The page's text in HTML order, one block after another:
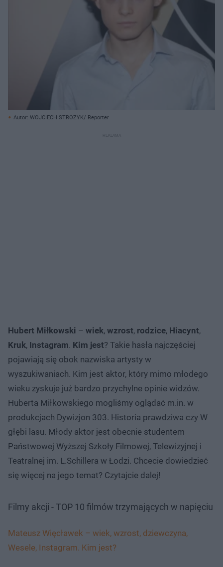
Autor: WOJCIECH STROZYK/ Reporter
Hubert Miłkowski – wiek, wzrost, rodzice, Hiacynt,
Kruk, Instagram. Kim jest? Takie hasła najczęściej
pojawiają się obok nazwiska artysty w
wyszukiwaniach. Kim jest aktor, który mimo młodego
wieku zyskuje już bardzo przychylne opinie widzów.
Huberta Miłkowskiego mogliśmy oglądać m.in. w
produkcjach Dywizjon 303. Historia prawdziwa czy W
głębi lasu. Młody aktor jest obecnie studentem
Państwowej Wyższej Szkoły Filmowej, Telewizyjnej i
Teatralnej im. L.Schillera w Łodzi. Chcecie dowiedzieć
się więcej na jego temat? Czytajcie dalej!
Filmy akcji - TOP 10 filmów trzymających w napięciu
Mateusz Więcławek – wiek, wzrost, dziewczyna,
Wesele, Instagram. Kim jest?